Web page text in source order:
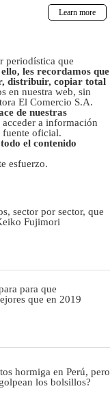
periodística que
les recordamos que
distribuir, copiar total
en nuestra web, sin
El Comercio S.A.
de nuestras
acceder a información
fuente oficial.
el contenido
esfuerzo.
sector por sector, que
Fujimori
para que
que en 2019
hormiga en Perú, pero
los bolsillos?